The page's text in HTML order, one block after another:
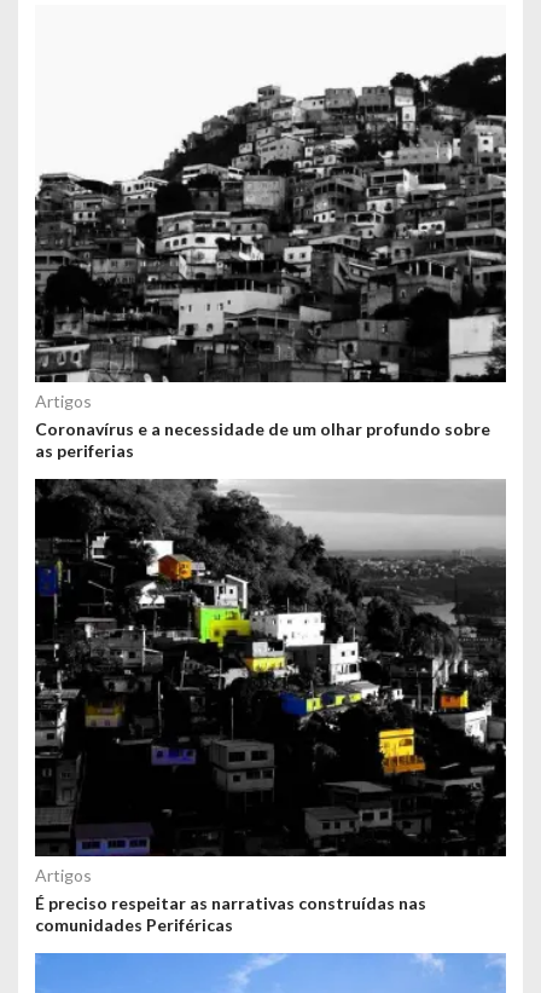
Artigos
Coronavírus e a necessidade de um olhar profundo sobre
as periferias
Artigos
É preciso respeitar as narrativas construídas nas
comunidades Periféricas